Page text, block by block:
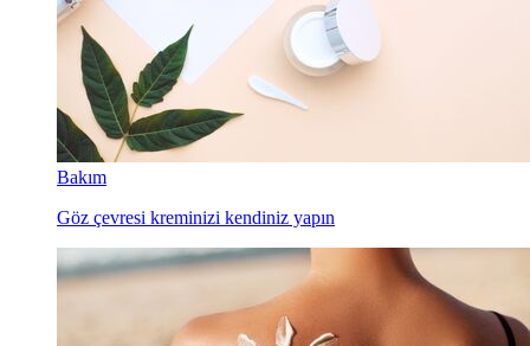
Bakım
Göz çevresi kreminizi kendiniz yapın